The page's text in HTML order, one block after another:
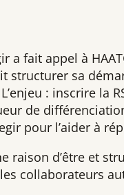
a fait appel à
structurer sa
: inscrire la
de
pour l’aider à
raison d’être et
collaborateurs